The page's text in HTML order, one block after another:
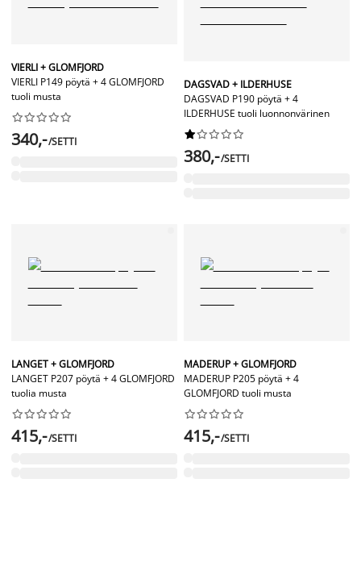
VIERLI + GLOMFJORD
VIERLI P149 pöytä + 4 GLOMFJORD
tuoli musta






340,-/SETTI
DAGSVAD + ILDERHUSE
DAGSVAD P190 pöytä + 4
ILDERHUSE tuoli luonnonvärinen






380,-/SETTI
LANGET + GLOMFJORD
LANGET P207 pöytä + 4 GLOMFJORD
tuolia musta






415,-/SETTI
MADERUP + GLOMFJORD
MADERUP P205 pöytä + 4
GLOMFJORD tuoli musta






415,-/SETTI